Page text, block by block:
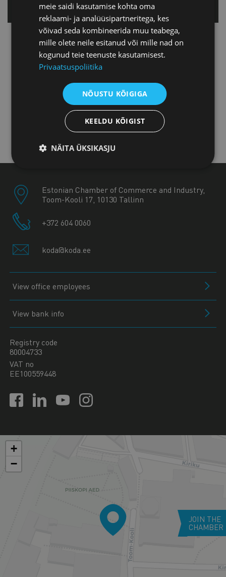
Tallinn office
Tartu office
Kuressaare office
Estonian Chamber of Commerce and Industry,
Toom-Kooli 17, 10130 Tallinn
+372 604 0060
koda@koda.ee
View office employees
View bank info
Registry code
80004733
VAT no
EE100559448
+
−
JOIN THE
CHAMBER
meie saidi kasutamise kohta oma
reklaami- ja analüüsipartneritega, kes
võivad seda kombineerida muu teabega,
mille olete neile esitanud või mille nad on
kogunud teie teenuste kasutamisest.
Privaatsuspoliitika
NÕUSTU KÕIGIGA
KEELDU KÕIGIST
NÄITA ÜKSIKASJU